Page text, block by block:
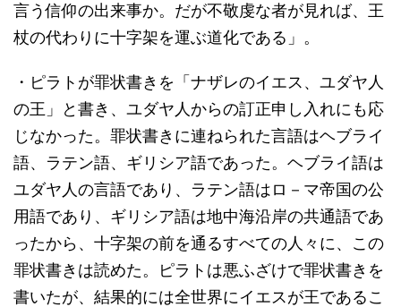
言う信仰の出来事か。だが不敬虔な者が見れば、王
杖の代わりに十字架を運ぶ道化である」。
・ピラトが罪状書きを「ナザレのイエス、ユダヤ人
の王」と書き、ユダヤ人からの訂正申し入れにも応
じなかった。罪状書きに連ねられた言語はヘブライ
語、ラテン語、ギリシア語であった。ヘブライ語は
ユダヤ人の言語であり、ラテン語はロ－マ帝国の公
用語であり、ギリシア語は地中海沿岸の共通語であ
ったから、十字架の前を通るすべての人々に、この
罪状書きは読めた。ピラトは悪ふざけで罪状書きを
書いたが、結果的には全世界にイエスが王であるこ